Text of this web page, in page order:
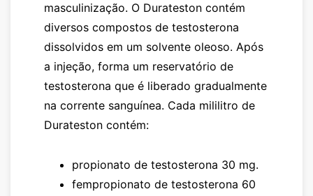
masculinização. O Durateston contém
diversos compostos de testosterona
dissolvidos em um solvente oleoso. Após
a injeção, forma um reservatório de
testosterona que é liberado gradualmente
na corrente sanguínea. Cada mililitro de
Durateston contém:
propionato de testosterona 30 mg.
fempropionato de testosterona 60